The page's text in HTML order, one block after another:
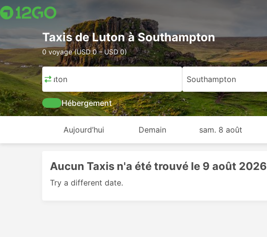
Taxis de Luton à Southampton
0 voyage (USD 0 – USD 0)
Luton Southampton
Hébergement
Aujourd’hui Demain sam. 8 août
Aucun Taxis n'a été trouvé le 9 août 2026
Try a different date.